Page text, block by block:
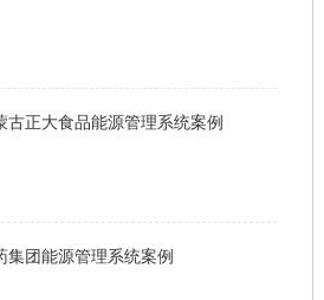
古正大食品能源管理系统案例
集团能源管理系统案例